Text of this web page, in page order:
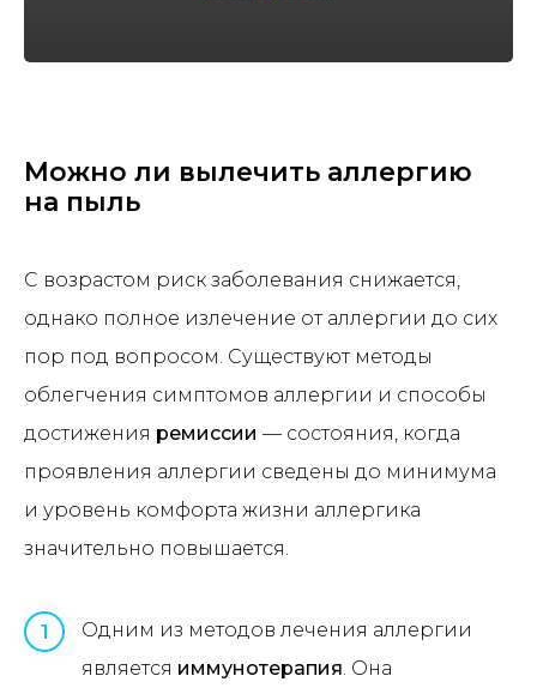
Можно ли вылечить аллергию
на пыль
С возрастом риск заболевания снижается,
однако полное излечение от аллергии до сих
пор под вопросом. Существуют методы
облегчения симптомов аллергии и способы
достижения ремиссии — состояния, когда
проявления аллергии сведены до минимума
и уровень комфорта жизни аллергика
значительно повышается.
1
Одним из методов лечения аллергии
является иммунотерапия . Она